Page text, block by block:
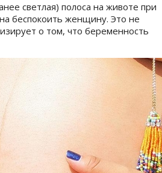
светлая) полоса на животе при
беспокоить женщину. Это не
о том, что беременность